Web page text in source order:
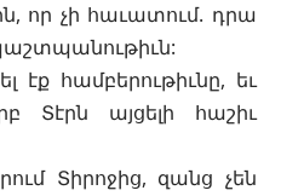
որ չի հաւատում. դրա
էք համբերութիւնը, եւ
Տէրն այցելի հաշիւ
Տիրոջից, զանց չեն